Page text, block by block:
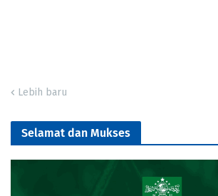
Lebih baru
Selamat dan Mukses